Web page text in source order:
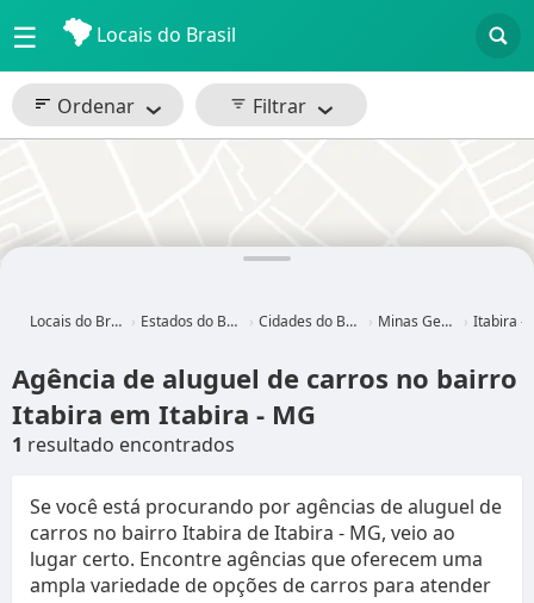
☰ Locais do Brasil
Ordenar Filtrar
Locais do Brasil Estados do Brasil Cidades do Brasil Minas Gerais Itabira - MG
Agência de aluguel de carros no bairro
Itabira em Itabira - MG
1 resultado encontrados
Se você está procurando por agências de aluguel de
carros no bairro Itabira de Itabira - MG, veio ao
lugar certo. Encontre agências que oferecem uma
ampla variedade de opções de carros para atender